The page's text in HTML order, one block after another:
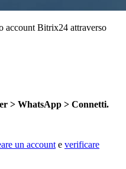
account Bitrix24 attraverso
> WhatsApp > Connetti.
un account e verificare